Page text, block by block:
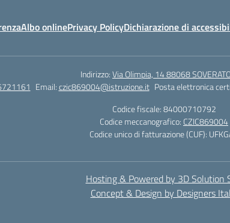
Albo onlinePrivacy PolicyDichiarazione di
Indirizzo:Via Olimpia, 14 88068
Email:czic869004@istruzione.it Posta elettronica
Codice fiscale: 84000710792
Codice meccanografico: CZIC869004
Codice unico di fatturazione (CUF):
Hosting & Powered by 3D Solution
Concept & Design by Designers